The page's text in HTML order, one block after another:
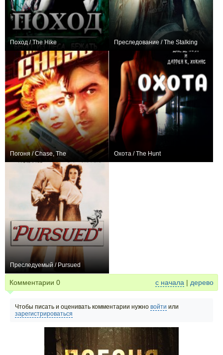
Поход / The Hike Преследование / The Stalking
Погоня / Chase, The Охота / The Hunt
Преследуемый / Pursued
Комментарии 0 с начала | дерево
Чтобы писать и оценивать комментарии нужно войти или
зарегистрироваться